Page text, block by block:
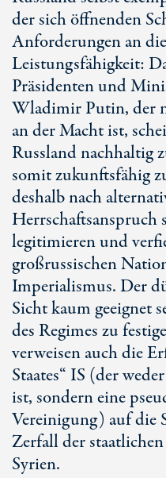
der sich öffnenden
Anforderungen an
Leistungsfähigkeit:
Präsidenten und
Wladimir Putin, der
an der Macht ist,
Russland nachhaltig
somit zukunftsfähig
deshalb nach
Herrschaftsanspruch
legitimieren und
großrussischen
Imperialismus. Der
Sicht kaum geeignet
des Regimes zu
verweisen auch die
Staates“ IS (der
ist, sondern eine
Vereinigung) auf die
Zerfall der
Syrien.